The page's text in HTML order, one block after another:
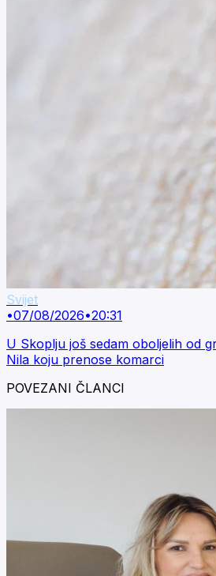
Svijet
•07/08/2026•20:31
U Skoplju još sedam oboljelih od
Nila koju prenose komarci
POVEZANI ČLANCI